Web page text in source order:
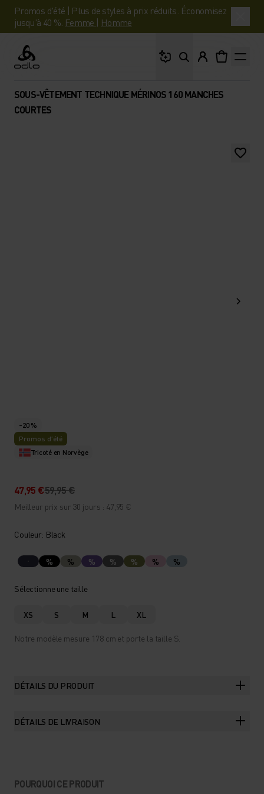
Promos d'été | Plus de styles à prix réduits. Économisez
jusqu'à 40 %. Femme | Homme
Odlo
SOUS-VÊTEMENT TECHNIQUE MÉRINOS 160 MANCHES
COURTES
-20 %
Promos d’été
Tricoté en Norvège
47,95 €59,95 €
Meilleur prix sur 30 jours : 47,95 €
Couleur: Black
% % % % % % %
Sélectionne une taille
XS S M L XL
Notre modèle mesure 178 cm et porte la taille S.
DÉTAILS DU PRODUIT
DÉTAILS DE LIVRAISON
POURQUOI CE PRODUIT